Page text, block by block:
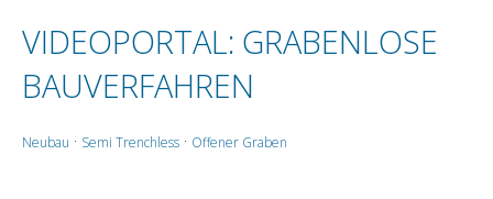
VIDEOPORTAL: GRABENLOSE
BAUVERFAHREN
Neubau · Semi Trenchless · Offener Graben